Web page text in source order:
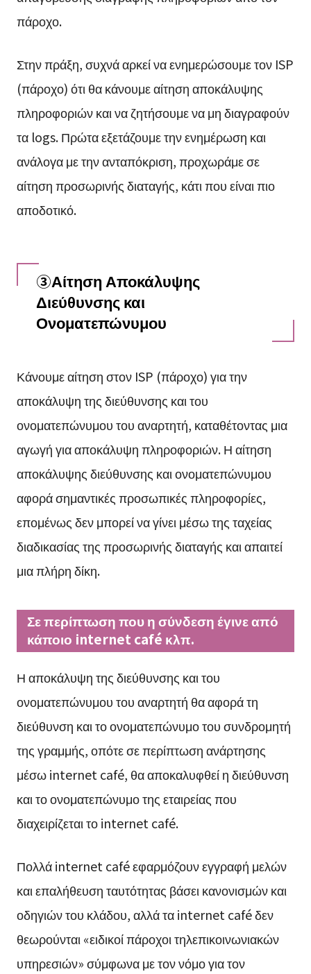
πάροχο.
Στην πράξη, συχνά αρκεί να ενημερώσουμε τον ISP
(πάροχο) ότι θα κάνουμε αίτηση αποκάλυψης
πληροφοριών και να ζητήσουμε να μη διαγραφούν
τα logs. Πρώτα εξετάζουμε την ενημέρωση και
ανάλογα με την ανταπόκριση, προχωράμε σε
αίτηση προσωρινής διαταγής, κάτι που είναι πιο
αποδοτικό.
③Αίτηση Αποκάλυψης
Διεύθυνσης και
Ονοματεπώνυμου
Κάνουμε αίτηση στον ISP (πάροχο) για την
αποκάλυψη της διεύθυνσης και του
ονοματεπώνυμου του αναρτητή, καταθέτοντας μια
αγωγή για αποκάλυψη πληροφοριών. Η αίτηση
αποκάλυψης διεύθυνσης και ονοματεπώνυμου
αφορά σημαντικές προσωπικές πληροφορίες,
επομένως δεν μπορεί να γίνει μέσω της ταχείας
διαδικασίας της προσωρινής διαταγής και απαιτεί
μια πλήρη δίκη.
Σε περίπτωση που η σύνδεση έγινε από
κάποιο internet café κλπ.
Η αποκάλυψη της διεύθυνσης και του
ονοματεπώνυμου του αναρτητή θα αφορά τη
διεύθυνση και το ονοματεπώνυμο του συνδρομητή
της γραμμής, οπότε σε περίπτωση ανάρτησης
μέσω internet café, θα αποκαλυφθεί η διεύθυνση
και το ονοματεπώνυμο της εταιρείας που
διαχειρίζεται το internet café.
Πολλά internet café εφαρμόζουν εγγραφή μελών
και επαλήθευση ταυτότητας βάσει κανονισμών και
οδηγιών του κλάδου, αλλά τα internet café δεν
θεωρούνται «ειδικοί πάροχοι τηλεπικοινωνιακών
υπηρεσιών» σύμφωνα με τον νόμο για τον